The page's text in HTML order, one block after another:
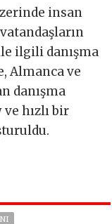
insan
vatandaşların
ilgili danışma
Almanca ve
danışma
hızlı bir